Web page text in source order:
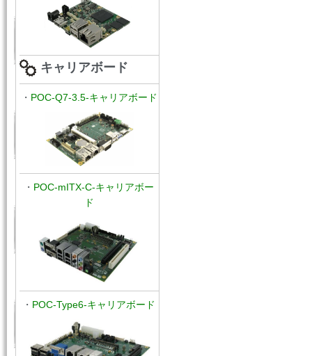
キャリアボード
・ POC-Q7-3.5-キャリアボード
・ POC-mITX-C-キャリアボー
ド
・ POC-Type6-キャリアボード